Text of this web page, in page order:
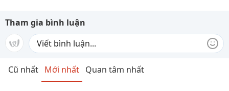
Tham gia bình luận
Cũ nhất Mới nhất Quan tâm nhất